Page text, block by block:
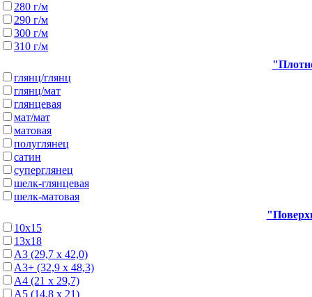
280 г/м
290 г/м
300 г/м
310 г/м
глянц/глянц
глянц/мат
глянцевая
мат/мат
матовая
полуглянец
сатин
суперглянец
шелк-глянцевая
шелк-матовая
10х15
13х18
А3 (29,7 х 42,0)
А3+ (32,9 х 48,3)
А4 (21 х 29,7)
А5 (14,8 х 21)